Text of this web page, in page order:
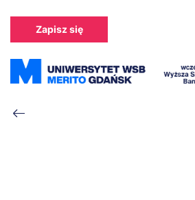
treści
Zapisz się
Ścieżka